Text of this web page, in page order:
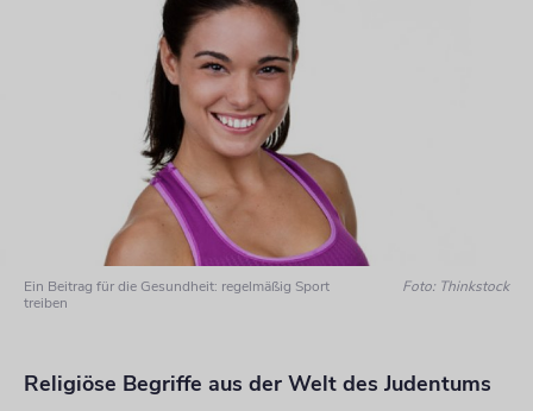
Ein Beitrag für die Gesundheit: regelmäßig Sport
treiben
Foto: Thinkstock
Religiöse Begriffe aus der Welt des Judentums